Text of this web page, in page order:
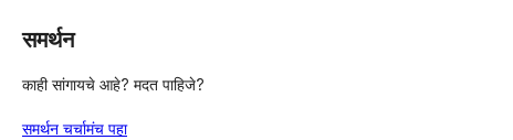
समर्थन
काही सांगायचे आहे? मदत पाहिजे?
समर्थन चर्चामंच पहा